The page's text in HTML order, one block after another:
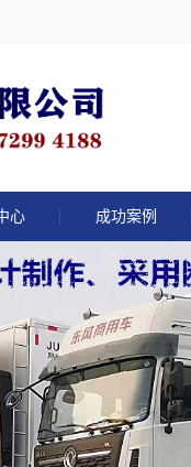
心 成功案例